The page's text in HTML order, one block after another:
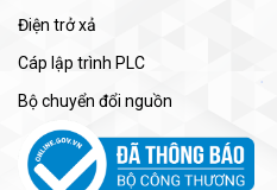
Điện trở xả
Cáp lập trình PLC
Bộ chuyển đổi nguồn